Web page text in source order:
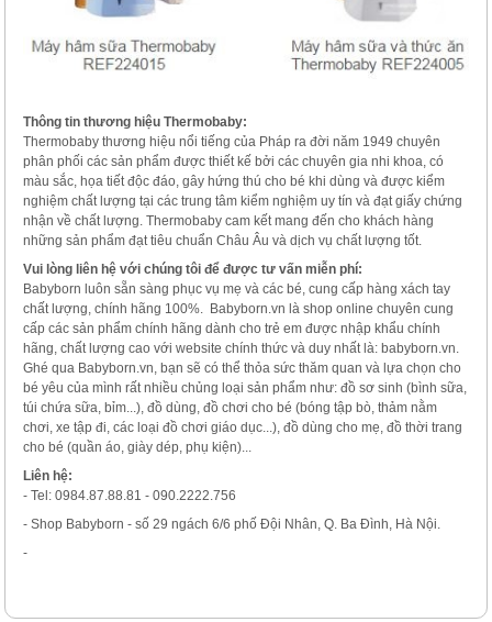
Thông tin thương hiệu Thermobaby:
Thermobaby thương hiệu nổi tiếng của Pháp ra đời năm 1949 chuyên
phân phối các sản phẩm được thiết kế bởi các chuyên gia nhi khoa, có
màu sắc, họa tiết độc đáo, gây hứng thú cho bé khi dùng và được kiểm
nghiệm chất lượng tại các trung tâm kiểm nghiệm uy tín và đạt giấy chứng
nhận về chất lượng. Thermobaby cam kết mang đến cho khách hàng
những sản phẩm đạt tiêu chuẩn Châu Âu và dịch vụ chất lượng tốt.
Vui lòng liên hệ với chúng tôi để được tư vấn miễn phí:
Babyborn luôn sẵn sàng phục vụ mẹ và các bé, cung cấp hàng xách tay
chất lượng, chính hãng 100%. Babyborn.vn là shop online chuyên cung
cấp các sản phẩm chính hãng dành cho trẻ em được nhập khẩu chính
hãng, chất lượng cao với website chính thức và duy nhất là: babyborn.vn.
Ghé qua Babyborn.vn, bạn sẽ có thể thỏa sức thăm quan và lựa chọn cho
bé yêu của mình rất nhiều chủng loại sản phẩm như: đồ sơ sinh (bình sữa,
túi chứa sữa, bỉm...), đồ dùng, đồ chơi cho bé (bóng tập bò, thảm nằm
chơi, xe tập đi, các loại đồ chơi giáo dục...), đồ dùng cho mẹ, đồ thời trang
cho bé (quần áo, giày dép, phụ kiện)...
Liên hệ:
- Tel: 0984.87.88.81 - 090.2222.756
- Shop Babyborn - số 29 ngách 6/6 phố Đội Nhân, Q. Ba Đình, Hà Nội.
-